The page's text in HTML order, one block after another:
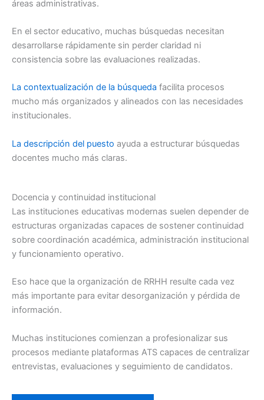
áreas administrativas.
En el sector educativo, muchas búsquedas necesitan
desarrollarse rápidamente sin perder claridad ni
consistencia sobre las evaluaciones realizadas.
La contextualización de la búsqueda facilita procesos
mucho más organizados y alineados con las necesidades
institucionales.
La descripción del puesto ayuda a estructurar búsquedas
docentes mucho más claras.
Docencia y continuidad institucional
Las instituciones educativas modernas suelen depender de
estructuras organizadas capaces de sostener continuidad
sobre coordinación académica, administración institucional
y funcionamiento operativo.
Eso hace que la organización de RRHH resulte cada vez
más importante para evitar desorganización y pérdida de
información.
Muchas instituciones comienzan a profesionalizar sus
procesos mediante plataformas ATS capaces de centralizar
entrevistas, evaluaciones y seguimiento de candidatos.